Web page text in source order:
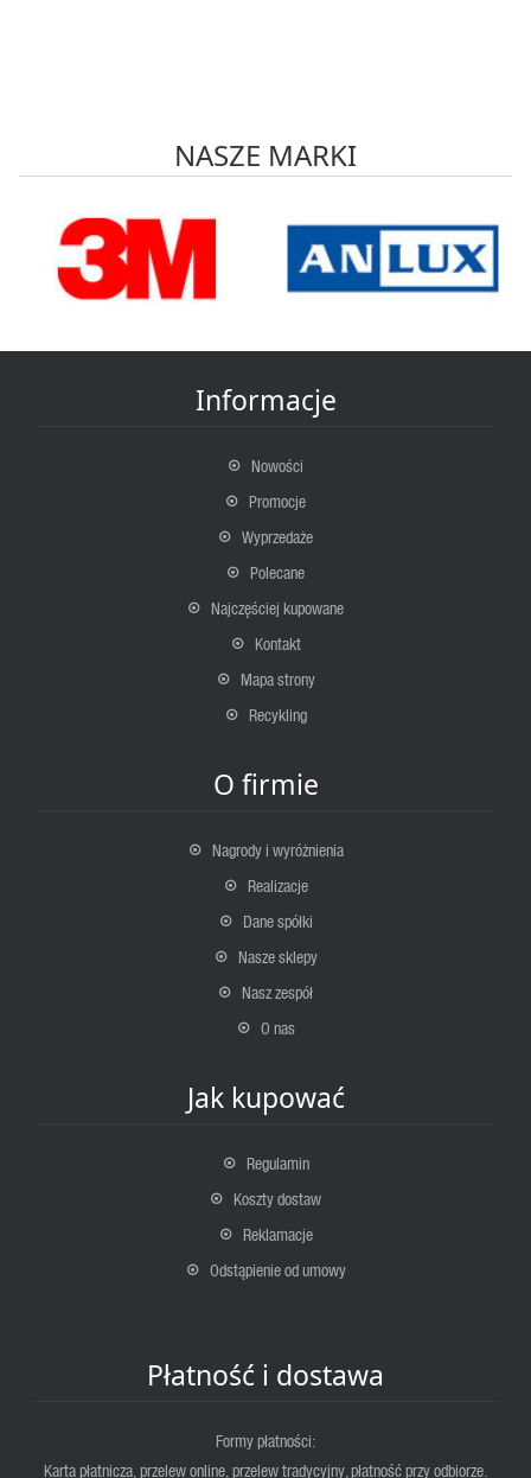
NASZE MARKI
Informacje
Nowości
Promocje
Wyprzedaże
Polecane
Najczęściej kupowane
Kontakt
Mapa strony
Recykling
O firmie
Nagrody i wyróżnienia
Realizacje
Dane spółki
Nasze sklepy
Nasz zespół
O nas
Jak kupować
Regulamin
Koszty dostaw
Reklamacje
Odstąpienie od umowy
Płatność i dostawa
Formy płatności:
Karta płatnicza, przelew online, przelew tradycyjny, płatność przy odbiorze.